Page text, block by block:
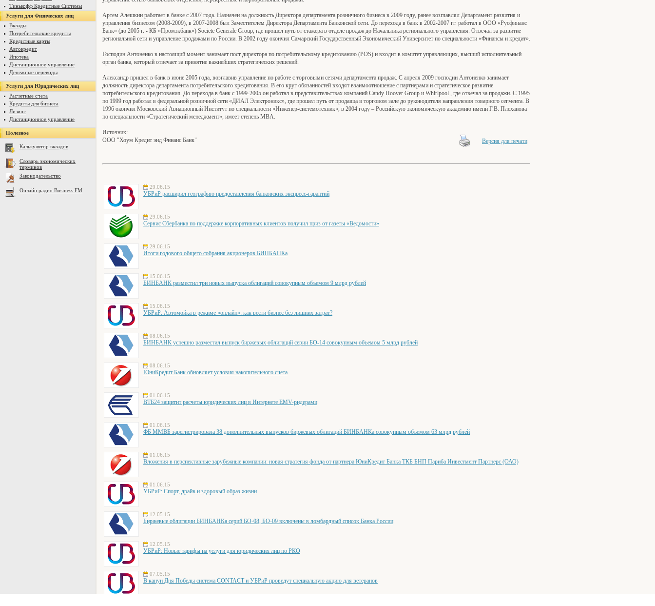
Тинькофф Кредитные Системы
Услуги для Физических лиц
Вклады
Потребительские кредиты
Кредитные карты
Автокредит
Ипотека
Дистанционное управление
Денежные переводы
Услуги для Юридических лиц
Расчетные счета
Кредиты для бизнеса
Лизинг
Дистанционное управление
Полезное
Калькулятор вкладов
Словарь экономических
терминов
Законодательство
Онлайн радио Business FM
Артем Алешкин работает в банке с 2007 года. Назначен на должность Директора департамента розничного бизнеса в 2009 году, ранее возглавлял Департамент развития и
управления бизнесом (2008-2009), в 2007-2008 был Заместителем Директора Департамента Банковской сети. До перехода в банк в 2002-2007 гг. работал в ООО «Русфинанс
Банк» (до 2005 г. - КБ «Промэкбанк») Societe Generale Group, где прошел путь от стажера в отделе продаж до Начальника регионального управления. Отвечал за развитие
региональной сети и управление продажами по России. В 2002 году окончил Самарский Государственный Экономический Университет по специальности «Финансы и кредит».
Господин Антоненко в настоящий момент занимает пост директора по потребительскому кредитованию (POS) и входит в комитет управляющих, высший исполнительный
орган банка, который отвечает за принятие важнейших стратегических решений.
Александр пришел в банк в июне 2005 года, возглавив управление по работе с торговыми сетями департамента продаж. С апреля 2009 господин Антоненко занимает
должность директора департамента потребительского кредитования. В его круг обязанностей входят взаимоотношение с партнерами и стратегическое развитие
потребительского кредитования. До перехода в банк с 1999-2005 он работал в представительствах компаний Candy Hoover Group и Whirlpool , где отвечал за продажи. С 1995
по 1999 год работал в федеральной розничной сети «ДИАЛ Электроникс», где прошел путь от продавца в торговом зале до руководителя направления товарного сегмента. В
1996 окончил Московский Авиационный Институт по специальности «Инженер-системотехник», в 2004 году – Российскую экономическую академию имени Г.В. Плеханова
по специальности «Стратегический менеджмент», имеет степень MBA.
Источник:
ООО "Хоум Кредит энд Финанс Банк"
Версия для печати
29.06.15
УБРиР расширил географию предоставления банковских экспресс-гарантий
29.06.15
Сервис Сбербанка по поддержке корпоративных клиентов получил приз от газеты «Ведомости»
29.06.15
Итоги годового общего собрания акционеров БИНБАНКа
15.06.15
БИНБАНК разместил три новых выпуска облигаций совокупным объемом 9 млрд рублей
15.06.15
УБРиР: Автомойка в режиме «онлайн»: как вести бизнес без лишних затрат?
08.06.15
БИНБАНК успешно разместил выпуск биржевых облигаций серии БО-14 совокупным объемом 5 млрд рублей
08.06.15
ЮниКредит Банк обновляет условия накопительного счета
01.06.15
ВТБ24 защитит расчеты юридических лиц в Интернете EMV-ридерами
01.06.15
ФБ ММВБ зарегистрировала 38 дополнительных выпусков биржевых облигаций БИНБАНКа совокупным объемом 63 млрд рублей
01.06.15
Вложения в перспективные зарубежные компании: новая стратегия фонда от партнера ЮниКредит Банка ТКБ БНП Париба Инвестмент Партнерс (ОАО)
01.06.15
УБРиР: Спорт, драйв и здоровый образ жизни
12.05.15
Биржевые облигации БИНБАНКа серий БО-08, БО-09 включены в ломбардный список Банка России
12.05.15
УБРиР: Новые тарифы на услуги для юридических лиц по РКО
07.05.15
В канун Дня Победы система CONTACT и УБРиР проведут специальную акцию для ветеранов